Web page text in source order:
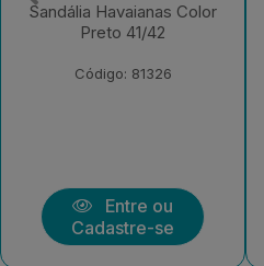
Sandália Havaianas
Tradicional Azul 39/40
Código: 81291
Entre ou
Cadastre-se